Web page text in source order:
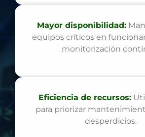
Mayor disponibilidad:
equipos críticos en
monitorización
Eficiencia de recursos:
para priorizar
desperdicios.